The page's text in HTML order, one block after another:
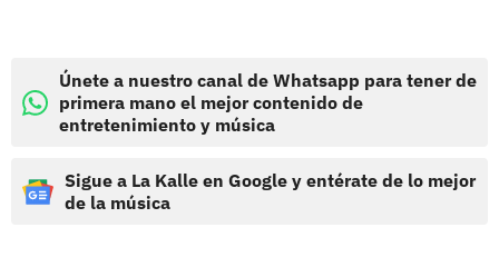
Únete a nuestro canal de Whatsapp para tener de
primera mano el mejor contenido de
entretenimiento y música
Sigue a La Kalle en Google y entérate de lo mejor
de la música